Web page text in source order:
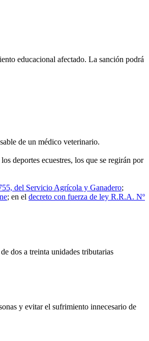
educacional afectado. La sanción podrá
de un médico veterinario.
deportes ecuestres, los que se regirán por
del Servicio Agrícola y Ganadero;
; en el decreto con fuerza de ley R.R.A. Nº
dos a treinta unidades tributarias
y evitar el sufrimiento innecesario de